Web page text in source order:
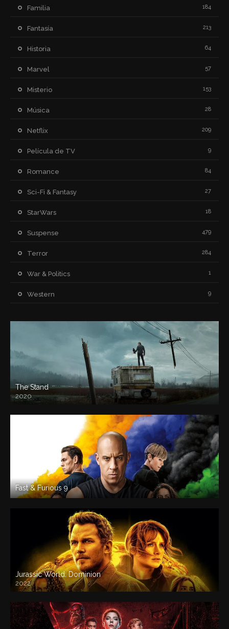
Familia 184
Fantasía 213
Historia 64
Marvel 57
Misterio 153
Música 28
Netflix 209
Película de TV 9
Romance 84
Sci-Fi & Fantasy 27
StarWars 18
Suspense 479
Terror 284
War & Politics 1
Western 9
The Stand
2020
Fast & Furious 9
Jurassic World: Dominion
2022